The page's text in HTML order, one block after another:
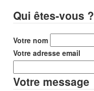
Qui êtes-vous ?
Votre nom
Votre adresse email
Votre message